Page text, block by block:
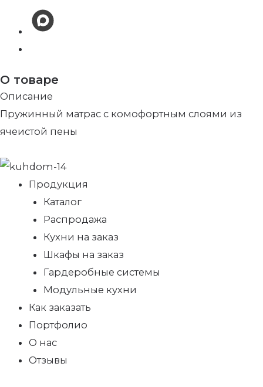
О товаре
Описание
Пружинный матрас с комофортным слоями из
ячеистой пены
Продукция
Каталог
Распродажа
Кухни на заказ
Шкафы на заказ
Гардеробные системы
Модульные кухни
Как заказать
Портфолио
О нас
Отзывы